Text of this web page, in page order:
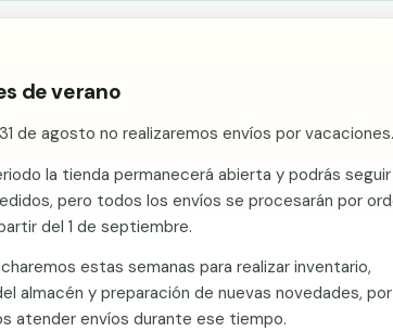
cookies de análisis para mejorar
de verano
de agosto no realizaremos envíos por vacaciones.
la tienda permanecerá abierta y podrás seguir
pero todos los envíos se procesarán por
del 1 de septiembre.
estas semanas para realizar inventario,
almacén y preparación de nuevas novedades,
atender envíos durante ese tiempo.
/Ávila/Vallas metálicas y vallado de fincas en
vallado de fincas
envío a Fresnedilla (Ávila). Vallas metálicas y
Vallate suministra mallas, postes, puertas y
fábrica en Murcia. Presupuesto sin